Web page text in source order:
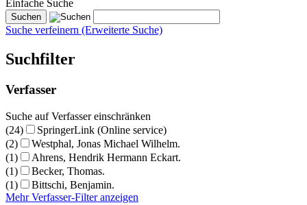
Einfache Suche
Suche verfeinern (Erweiterte Suche)
Suchfilter
Verfasser
Suche auf Verfasser einschränken
(24)
SpringerLink (Online service)
(2)
Westphal, Jonas Michael Wilhelm.
(1)
Ahrens, Hendrik Hermann Eckart.
(1)
Becker, Thomas.
(1)
Bittschi, Benjamin.
Mehr Verfasser-Filter anzeigen